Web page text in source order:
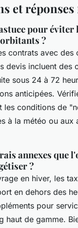
et
pour éviter
?
contrats avec des
devis incluent des
sous 24 à 72
anticipées.
les conditions de
à la météo ou aux
annexes que
?
en hiver, les
en dehors des
pour
haut de gamme.